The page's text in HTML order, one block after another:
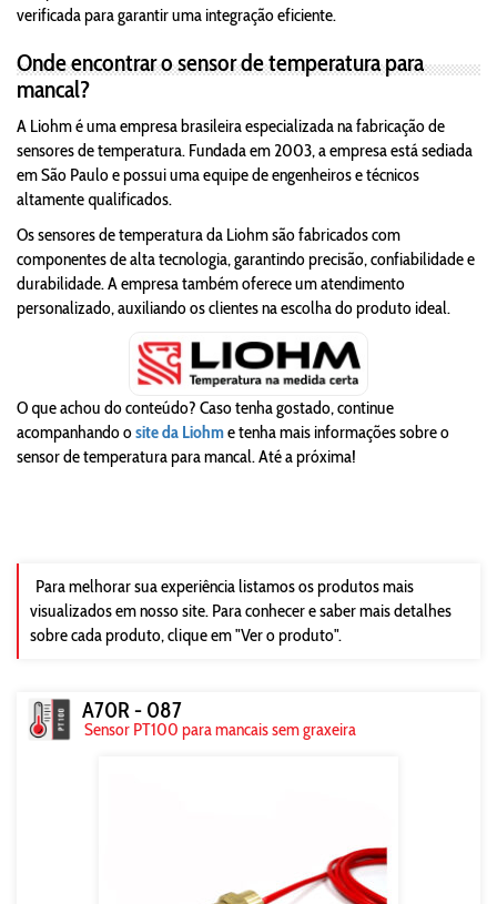
verificada para garantir uma integração eficiente.
Onde encontrar o sensor de temperatura para
mancal?
A Liohm é uma empresa brasileira especializada na fabricação de
sensores de temperatura. Fundada em 2003, a empresa está sediada
em São Paulo e possui uma equipe de engenheiros e técnicos
altamente qualificados.
Os sensores de temperatura da Liohm são fabricados com
componentes de alta tecnologia, garantindo precisão, confiabilidade e
durabilidade. A empresa também oferece um atendimento
personalizado, auxiliando os clientes na escolha do produto ideal.
O que achou do conteúdo? Caso tenha gostado, continue
acompanhando osite da Liohme tenha mais informações sobre o
sensor de temperatura para mancal. Até a próxima!
Para melhorar sua experiência listamos os produtos mais
visualizados em nosso site. Para conhecer e saber mais detalhes
sobre cada produto, clique em "Ver o produto".
A70R - 087
Sensor PT100 para mancais sem graxeira